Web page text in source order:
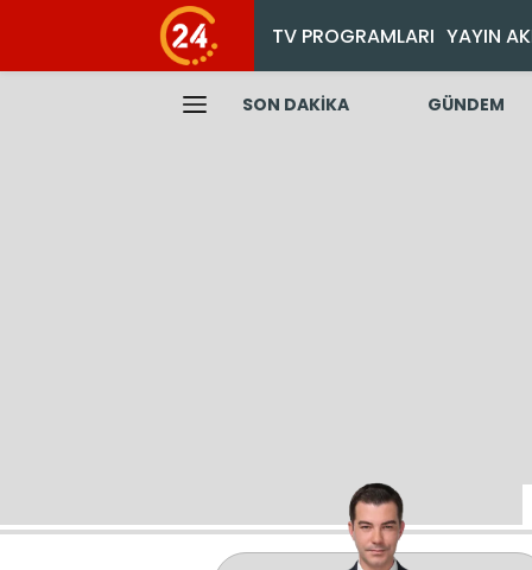
TV PROGRAMLARI YAYIN
SON DAKİKA GÜNDEM